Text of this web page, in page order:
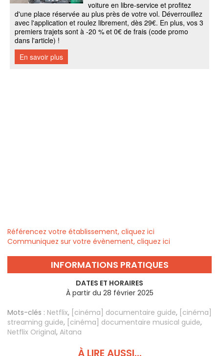
Référencez votre établissement, cliquez ici
Communiquez sur votre évènement, cliquez ici
INFORMATIONS PRATIQUES
DATES ET HORAIRES
À partir du 28 février 2025
Mots-clés : Netflix, [cinéma] documentaire guide, [cinéma]
streaming guide, [cinéma] documentaire musical guide,
Netflix Original, Aitana